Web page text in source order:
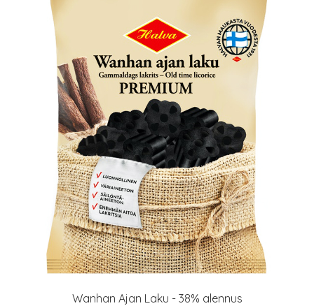
Wanhan Ajan Laku - 38% alennus